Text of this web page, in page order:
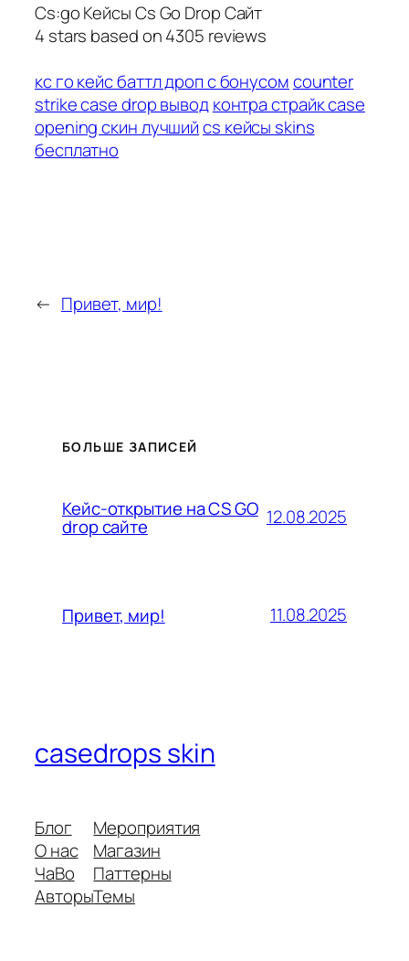
Cs:go Кейсы Cs Go Drop Сайт
4 stars based on4305 reviews
кс го кейс баттл дроп с бонусомcounter
strike case drop выводконтра страйк case
opening скин лучшийcs кейсы skins
бесплатно
← Привет, мир!
БОЛЬШЕ ЗАПИСЕЙ
Кейс-открытие на CS GO
drop сайте 12.08.2025
Привет, мир! 11.08.2025
casedrops skin
Блог
О нас
ЧаВо
Авторы
Мероприятия
Магазин
Паттерны
Темы